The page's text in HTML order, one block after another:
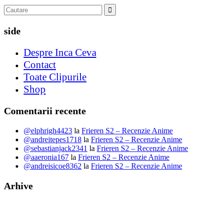
side
Despre Inca Ceva
Contact
Toate Clipurile
Shop
Comentarii recente
@elphrigh4423 la Frieren S2 – Recenzie Anime
@andreitepes1718 la Frieren S2 – Recenzie Anime
@sebastianjack2341 la Frieren S2 – Recenzie Anime
@aaeronia167 la Frieren S2 – Recenzie Anime
@andreisicoe8362 la Frieren S2 – Recenzie Anime
Arhive